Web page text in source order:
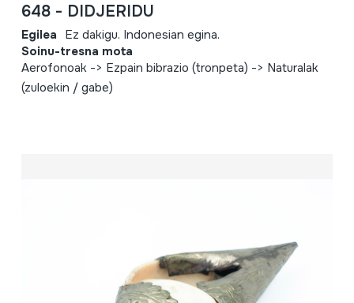
648 - DIDJERIDU
Egilea Ez dakigu. Indonesian egina.
Soinu-tresna mota
Aerofonoak -> Ezpain bibrazio (tronpeta) -> Naturalak
(zuloekin / gabe)